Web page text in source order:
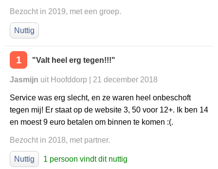
Bezocht in 2019, met een groep.
Nuttig
1 "Valt heel erg tegen!!!"
Jasmijn uit Hoofddorp | 21 december 2018
Service was erg slecht, en ze waren heel onbeschoft
tegen mij! Er staat op de website 3, 50 voor 12+. Ik ben 14
en moest 9 euro betalen om binnen te komen :(.
Bezocht in 2018, met partner.
Nuttig 1 persoon vindt dit nuttig